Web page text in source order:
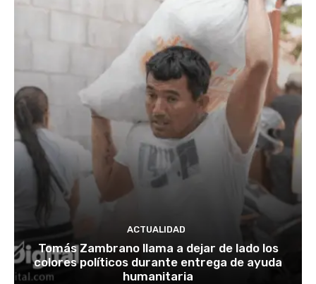
ACTUALIDAD
Tomás Zambrano llama a dejar de lado los
colores políticos durante entrega de ayuda
humanitaria